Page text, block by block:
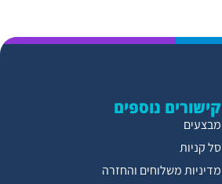
קישורים נוספים
מבצעים
סל קניות
מדיניות משלוחים והחזרה